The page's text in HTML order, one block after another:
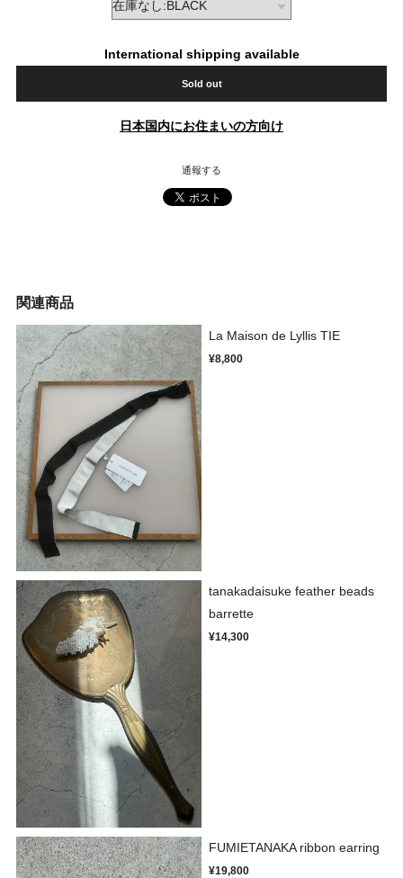
International shipping available
Sold out
日本国内にお住まいの方向け
通報する
関連商品
La Maison de Lyllis TIE
¥8,800
tanakadaisuke feather beads
barrette
¥14,300
FUMIETANAKA ribbon earring
¥19,800